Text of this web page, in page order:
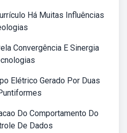
Há Muitas Influências
Convergência E Sinergia
Elétrico Gerado Por Duas
Do Comportamento Do
De Dados